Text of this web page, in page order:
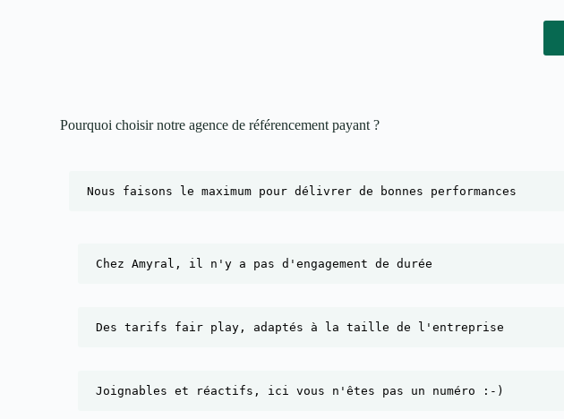
Pourquoi choisir notre agence de référencement payant ?​
Nous faisons le maximum pour délivrer de bonnes performances
Chez Amyral, il n'y a pas d'engagement de durée
Des tarifs fair play, adaptés à la taille de l'entreprise
Joignables et réactifs, ici vous n'êtes pas un numéro :-)